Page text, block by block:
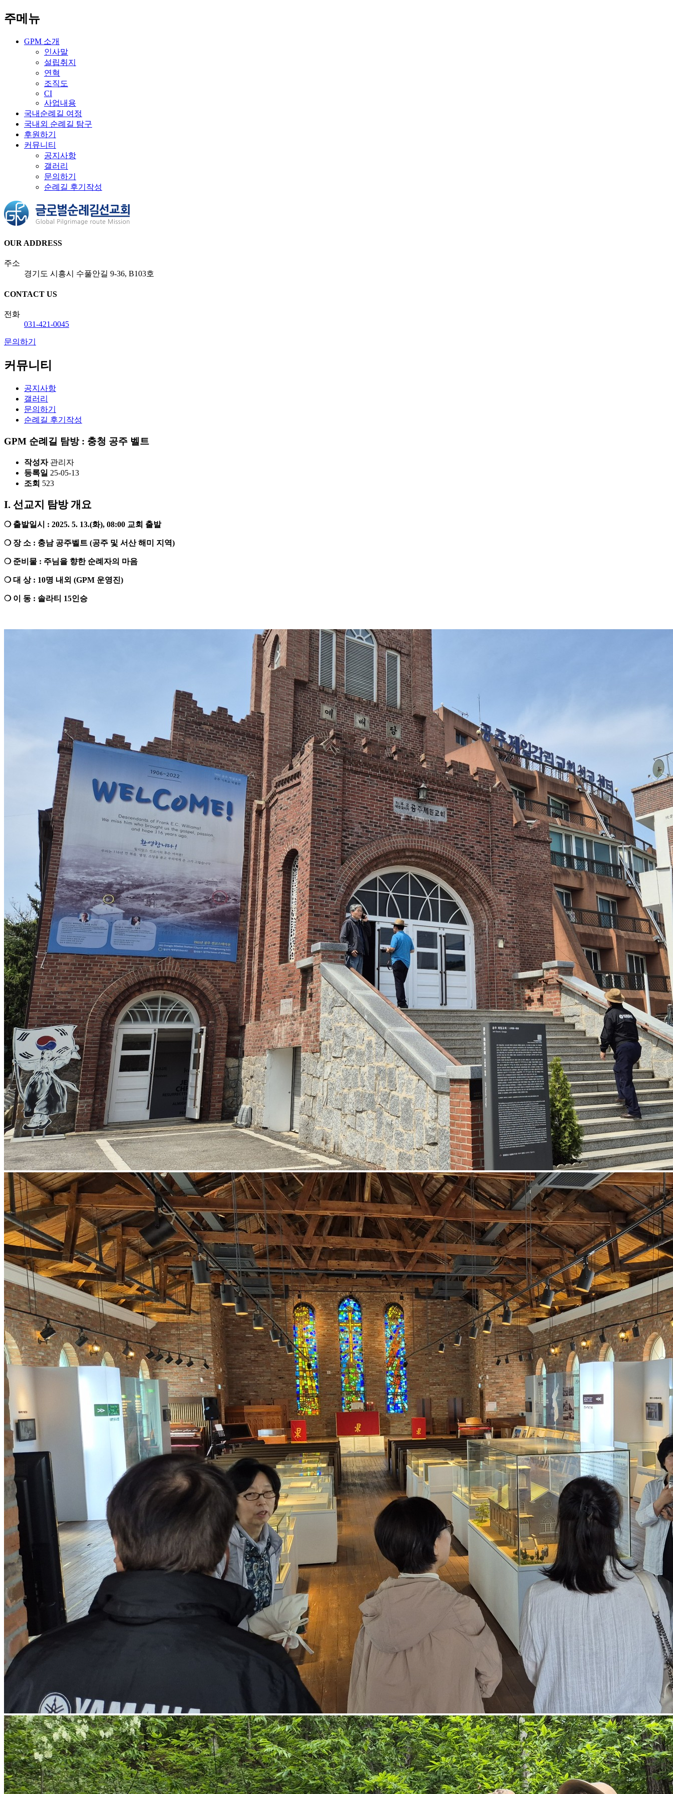
주메뉴
GPM 소개
인사말
설립취지
연혁
조직도
CI
사업내용
국내순례길 여정
국내외 순례길 탐구
후원하기
커뮤니티
공지사항
갤러리
문의하기
순례길 후기작성
OUR ADDRESS
주소
경기도 시흥시 수풀안길 9-36, B103호
CONTACT US
전화
031-421-0045
문의하기
커뮤니티
공지사항
갤러리
문의하기
순례길 후기작성
GPM 순례길 탐방 : 충청 공주 벨트
작성자 관리자
등록일 25-05-13
조회 523
I. 선교지 탐방 개요
❍ 출발일시 : 2025. 5. 13.(화), 08:00 교회 출발
❍ 장 소 : 충남 공주벨트 (공주 및 서산 해미 지역)
❍ 준비물 : 주님을 향한 순례자의 마음
❍대 상 : 10명 내외 (GPM 운영진)
❍ 이 동 : 솔라티 15인승